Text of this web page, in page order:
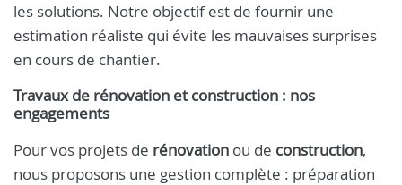
les solutions. Notre objectif est de fournir une
estimation réaliste qui évite les mauvaises surprises
en cours de chantier.
Travaux de rénovation et construction : nos
engagements
Pour vos projets de rénovation ou de construction,
nous proposons une gestion complète : préparation